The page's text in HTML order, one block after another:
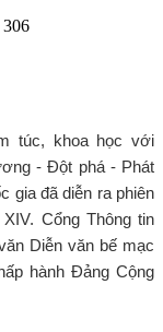
túc, khoa học với
- Đột phá - Phát
gia đã diễn ra phiên
Cổng Thông tin
Diễn văn bế mạc
hành Đảng Cộng